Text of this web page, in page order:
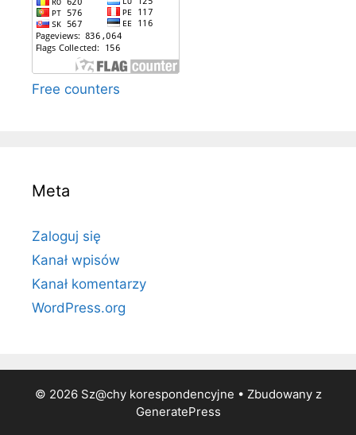
Free counters
Meta
Zaloguj się
Kanał wpisów
Kanał komentarzy
WordPress.org
© 2026 Sz@chy korespondencyjne • Zbudowany z
GeneratePress